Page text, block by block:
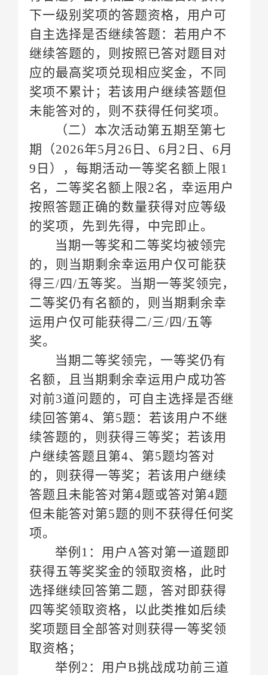
未能答对的，则不获得任何奖项。
（二）
期（
9日）， 每期活动一等奖名额上限
的奖项，先到先得，中完即止。
得三
奖。
对前
项。
举例
取资格；
举例